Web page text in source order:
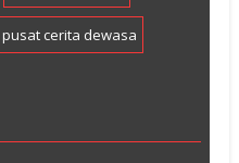
pusat cerita dewasa